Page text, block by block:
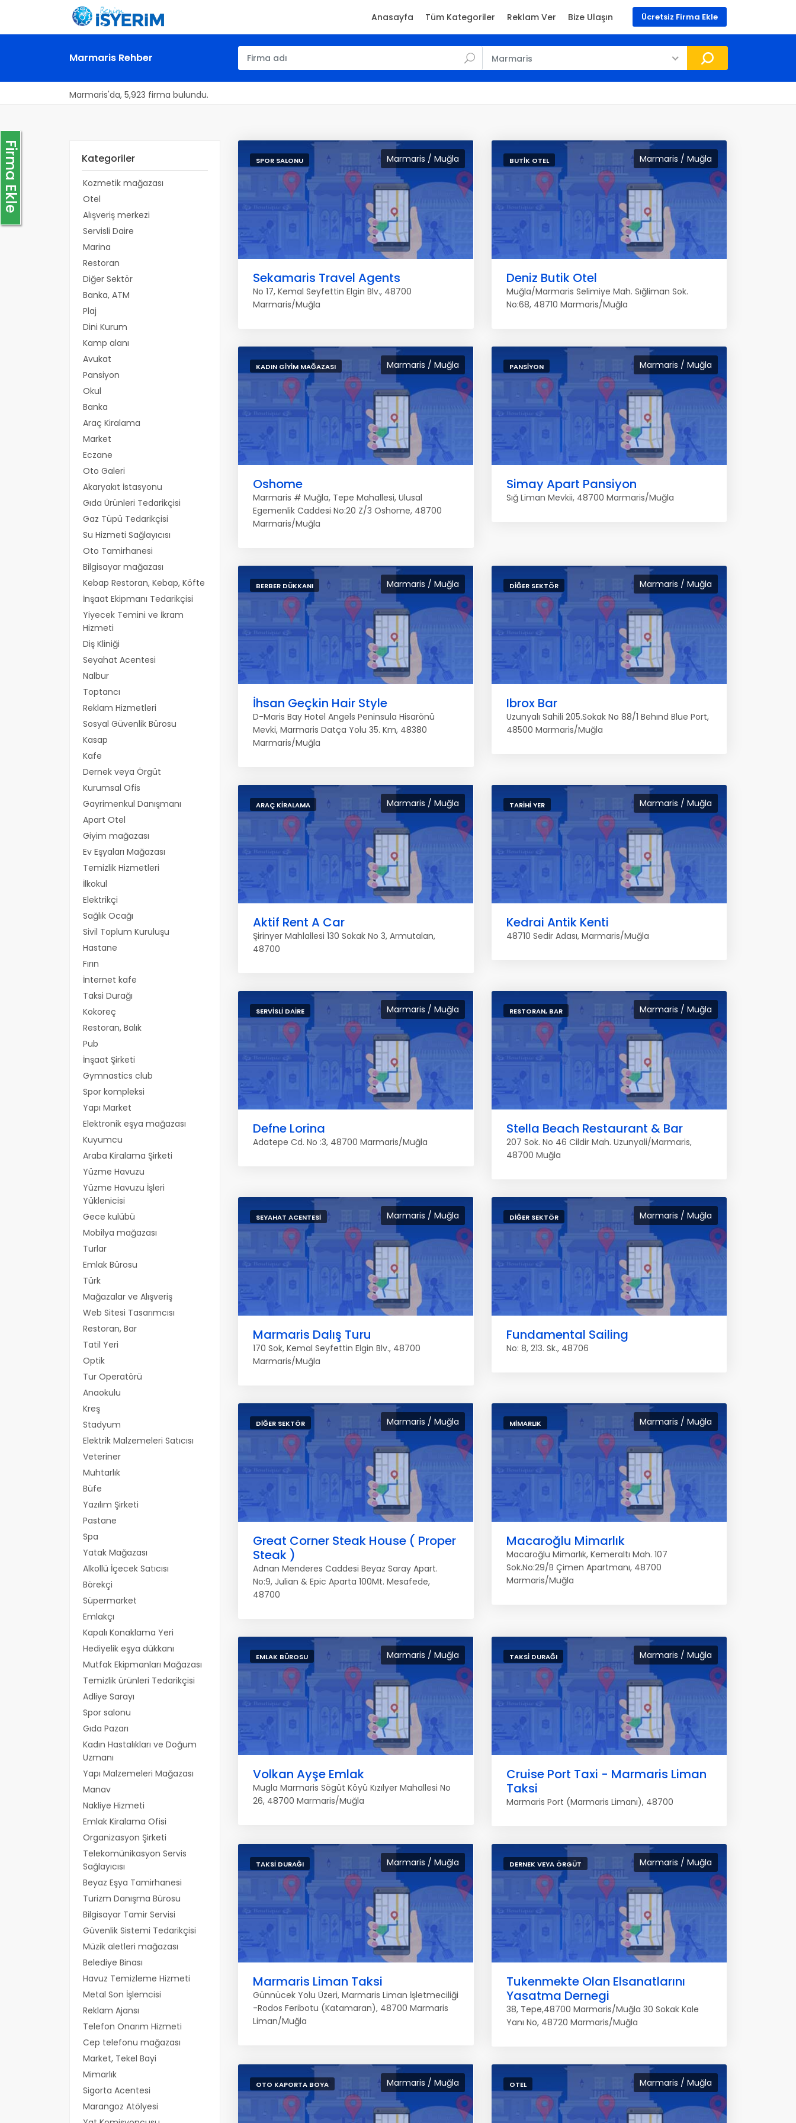
Firma Ekle
Ücretsiz Firma Ekle
Anasayfa Tüm Kategoriler Reklam Ver Bize Ulaşın
Marmaris Rehber Marmaris
Marmaris'da, 5,923 firma bulundu.
Kategoriler
Kozmetik mağazası
Otel
Alışveriş merkezi
Servisli Daire
Marina
Restoran
Diğer Sektör
Banka, ATM
Plaj
Dini Kurum
Kamp alanı
Avukat
Pansiyon
Okul
Banka
Araç Kiralama
Market
Eczane
Oto Galeri
Akaryakıt İstasyonu
Gıda Ürünleri Tedarikçisi
Gaz Tüpü Tedarikçisi
Su Hizmeti Sağlayıcısı
Oto Tamirhanesi
Bilgisayar mağazası
Kebap Restoran, Kebap, Köfte
İnşaat Ekipmanı Tedarikçisi
Yiyecek Temini ve İkram
Hizmeti
Diş Kliniği
Seyahat Acentesi
Nalbur
Toptancı
Reklam Hizmetleri
Sosyal Güvenlik Bürosu
Kasap
Kafe
Dernek veya Örgüt
Kurumsal Ofis
Gayrimenkul Danışmanı
Apart Otel
Giyim mağazası
Ev Eşyaları Mağazası
Temizlik Hizmetleri
İlkokul
Elektrikçi
Sağlık Ocağı
Sivil Toplum Kuruluşu
Hastane
Fırın
İnternet kafe
Taksi Durağı
Kokoreç
Restoran, Balık
Pub
İnşaat Şirketi
Gymnastics club
Spor kompleksi
Yapı Market
Elektronik eşya mağazası
Kuyumcu
Araba Kiralama Şirketi
Yüzme Havuzu
Yüzme Havuzu İşleri
Yüklenicisi
Gece kulübü
Mobilya mağazası
Turlar
Emlak Bürosu
Türk
Mağazalar ve Alışveriş
Web Sitesi Tasarımcısı
Restoran, Bar
Tatil Yeri
Optik
Tur Operatörü
Anaokulu
Kreş
Stadyum
Elektrik Malzemeleri Satıcısı
Veteriner
Muhtarlık
Büfe
Yazılım Şirketi
Pastane
Spa
Yatak Mağazası
Alkollü İçecek Satıcısı
Börekçi
Süpermarket
Emlakçı
Kapalı Konaklama Yeri
Hediyelik eşya dükkanı
Mutfak Ekipmanları Mağazası
Temizlik ürünleri Tedarikçisi
Adliye Sarayı
Spor salonu
Gıda Pazarı
Kadın Hastalıkları ve Doğum
Uzmanı
Yapı Malzemeleri Mağazası
Manav
Nakliye Hizmeti
Emlak Kiralama Ofisi
Organizasyon Şirketi
Telekomünikasyon Servis
Sağlayıcısı
Beyaz Eşya Tamirhanesi
Turizm Danışma Bürosu
Bilgisayar Tamir Servisi
Güvenlik Sistemi Tedarikçisi
Müzik aletleri mağazası
Belediye Binası
Havuz Temizleme Hizmeti
Metal Son İşlemcisi
Reklam Ajansı
Telefon Onarım Hizmeti
Cep telefonu mağazası
Market, Tekel Bayi
Mimarlık
Sigorta Acentesi
Marangoz Atölyesi
Marmaris / Muğla
SPOR SALONU
Sekamaris Travel Agents
No 17, Kemal Seyfettin Elgin Blv., 48700
Marmaris/Muğla
Marmaris / Muğla
BUTIK OTEL
Deniz Butik Otel
Muğla/Marmaris Selimiye Mah. Sığliman Sok.
No:68, 48710 Marmaris/Muğla
Marmaris / Muğla
KADIN GIYIM MAĞAZASI
Oshome
Marmaris # Muğla, Tepe Mahallesi, Ulusal
Egemenlik Caddesi No:20 Z/3 Oshome, 48700
Marmaris/Muğla
Marmaris / Muğla
PANSIYON
Simay Apart Pansiyon
Sığ Liman Mevkii, 48700 Marmaris/Muğla
Marmaris / Muğla
BERBER DÜKKANI
İhsan Geçkin Hair Style
D-Maris Bay Hotel Angels Peninsula Hisarönü
Mevki, Marmaris Datça Yolu 35. Km, 48380
Marmaris/Muğla
Marmaris / Muğla
DIĞER SEKTÖR
Ibrox Bar
Uzunyalı Sahili 205.Sokak No 88/1 Behınd Blue Port,
48500 Marmaris/Muğla
Marmaris / Muğla
ARAÇ KIRALAMA
Aktif Rent A Car
Şirinyer Mahlallesi 130 Sokak No 3, Armutalan,
48700
Marmaris / Muğla
TARIHI YER
Kedrai Antik Kenti
48710 Sedir Adası, Marmaris/Muğla
Marmaris / Muğla
SERVISLI DAIRE
Defne Lorina
Adatepe Cd. No :3, 48700 Marmaris/Muğla
Marmaris / Muğla
RESTORAN, BAR
Stella Beach Restaurant & Bar
207 Sok. No 46 Cildir Mah. Uzunyali/Marmaris,
48700 Muğla
Marmaris / Muğla
SEYAHAT ACENTESI
Marmaris Dalış Turu
170 Sok, Kemal Seyfettin Elgin Blv., 48700
Marmaris/Muğla
Marmaris / Muğla
DIĞER SEKTÖR
Fundamental Sailing
No: 8, 213. Sk., 48706
Marmaris / Muğla
DIĞER SEKTÖR
Great Corner Steak House ( Proper
Steak )
Adnan Menderes Caddesi Beyaz Saray Apart.
No:9, Julian & Epic Aparta 100Mt. Mesafede,
48700
Marmaris / Muğla
MIMARLIK
Macaroğlu Mimarlık
Macaroğlu Mimarlık, Kemeraltı Mah. 107
Sok.No:29/B Çimen Apartmanı, 48700
Marmaris/Muğla
Marmaris / Muğla
EMLAK BÜROSU
Volkan Ayşe Emlak
Mugla Marmaris Sögüt Köyü Kızılyer Mahallesi No
26, 48700 Marmaris/Muğla
Marmaris / Muğla
TAKSI DURAĞI
Cruise Port Taxi - Marmaris Liman
Taksi
Marmaris Port (Marmaris Limanı), 48700
Marmaris / Muğla
TAKSI DURAĞI
Marmaris Liman Taksi
Günnücek Yolu Üzeri, Marmaris Liman İşletmeciliği
-Rodos Feribotu (Katamaran), 48700 Marmaris
Liman/Muğla
Marmaris / Muğla
DERNEK VEYA ÖRGÜT
Tukenmekte Olan Elsanatlarını
Yasatma Dernegi
38, Tepe,48700 Marmaris/Muğla 30 Sokak Kale
Yanı No, 48720 Marmaris/Muğla
Marmaris / Muğla
OTO KAPORTA BOYA Marmaris / Muğla
OTEL